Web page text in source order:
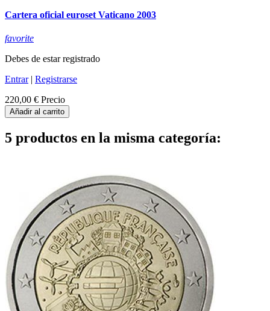
Cartera oficial euroset Vaticano 2003
favorite
Debes de estar registrado
Entrar| Registrarse
220,00 € Precio
Añadir al carrito
5 productos en la misma categoría: